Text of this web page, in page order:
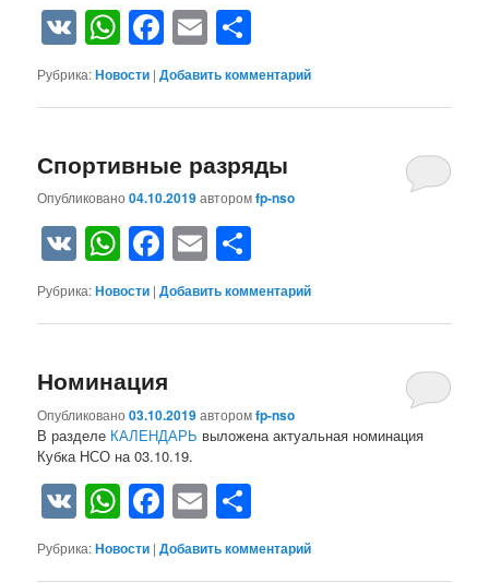
VKWhatsApp
Facebook
Email
Рубрика:Новости |Добавить комментарий
Спортивные разряды
Опубликовано04.10.2019авторомfp-nso
VKWhatsApp
Facebook
Email
Рубрика:Новости |Добавить комментарий
Номинация
Опубликовано03.10.2019авторомfp-nso
В разделе КАЛЕНДАРЬ выложена актуальная номинация
Кубка НСО на 03.10.19.
VKWhatsApp
Facebook
Email
Рубрика:Новости |Добавить комментарий